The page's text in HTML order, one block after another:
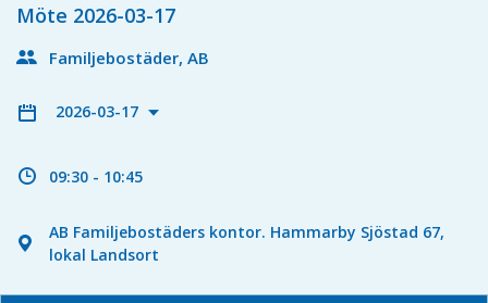
Möte 2026-03-17
Familjebostäder, AB
2026-03-17
09:30 - 10:45
AB Familjebostäders kontor. Hammarby Sjöstad 67,
lokal Landsort